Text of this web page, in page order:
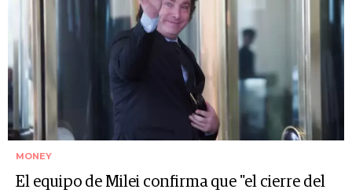
MONEY
El equipo de Milei confirma que "el cierre del